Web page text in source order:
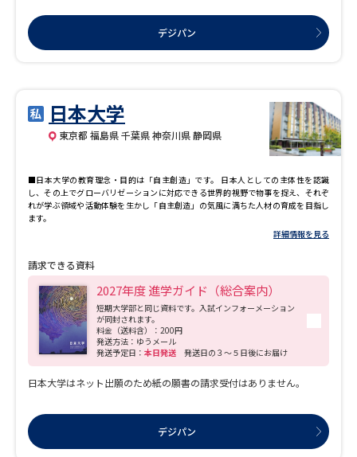
デジパン
日本大学
東京都 福島県 千葉県 神奈川県 静岡県
■日本大学の教育理念・目的は「自主創造」です。 日本人としての主体性を認識
し、その上でグローバリゼーションに対応できる世界的視野で物事を捉え、それぞ
れが学ぶ領域や活動体験を生かし「自主創造」の気風に満ちた人材の育成を目指し
ます。
詳細情報を見る
請求できる資料
2027年度 進学ガイド（総合案内）
短期大学部と同じ資料です。入試インフォーメーション
が同封されます。
料金（送料含）：200円
発送方法：ゆうメール
発送予定日： 本日発送 発送日の３～５日後にお届け
日本大学はネット出願のため紙の願書の請求受付はありません。
デジパン